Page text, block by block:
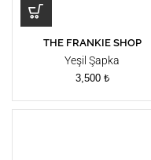
THE FRANKIE SHOP
Yeşil Şapka
3,500 ₺